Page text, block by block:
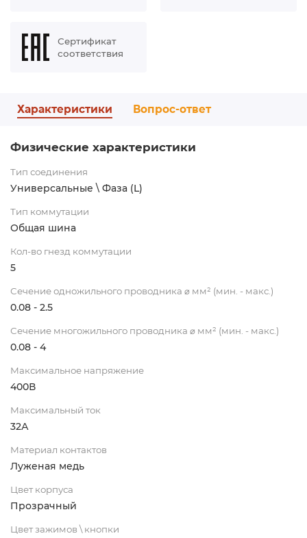
Сертификат
соответствия
Характеристики Вопрос-ответ
Физические характеристики
Тип соединения
Универсальные \ Фаза (L)
Тип коммутации
Общая шина
Кол-во гнезд коммутации
5
Сечение одножильного проводника ⌀ мм² (мин. - макс.)
0.08 - 2.5
Сечение многожильного проводника ⌀ мм² (мин. - макс.)
0.08 - 4
Максимальное напряжение
400В
Максимальный ток
32А
Материал контактов
Луженая медь
Цвет корпуса
Прозрачный
Цвет зажимов \ кнопки